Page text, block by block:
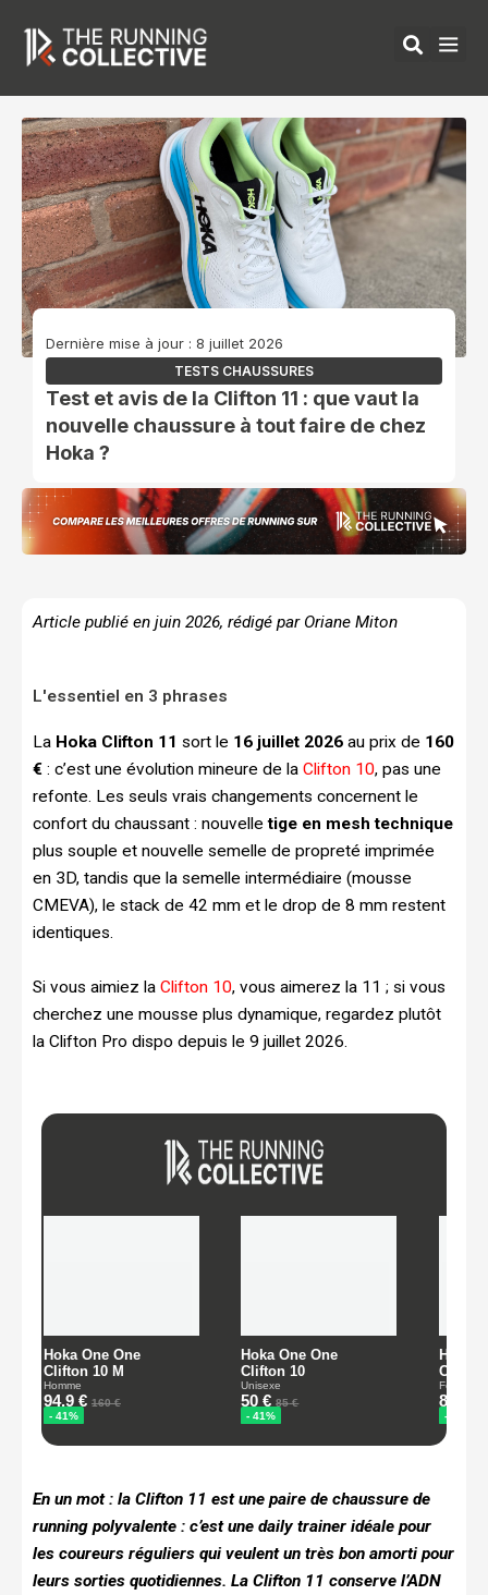
contenu
Dernière mise à jour : 8 juillet 2026
TESTS CHAUSSURES
Test et avis de la Clifton 11 : que vaut la
nouvelle chaussure à tout faire de chez
Hoka ?
Article publié en juin 2026, rédigé par Oriane Miton
L'essentiel en 3 phrases
La Hoka Clifton 11 sort le 16 juillet 2026 au prix de 160
€ : c’est une évolution mineure de la Clifton 10, pas une
refonte. Les seuls vrais changements concernent le
confort du chaussant : nouvelletige en mesh technique
plus souple et nouvelle semelle de propreté imprimée
en 3D, tandis que la semelle intermédiaire (mousse
CMEVA), le stack de 42 mm et le drop de 8 mm restent
identiques.
Si vous aimiez la Clifton 10, vous aimerez la 11 ; si vous
cherchez une mousse plus dynamique, regardez plutôt
la Clifton Pro dispo depuis le 9 juillet 2026.
En un mot : la Clifton 11 est une paire de chaussure de
running polyvalente : c’est une daily trainer idéale pour
les coureurs réguliers qui veulent un très bon amorti pour
leurs sorties quotidiennes. La Clifton 11 conserve l’ADN